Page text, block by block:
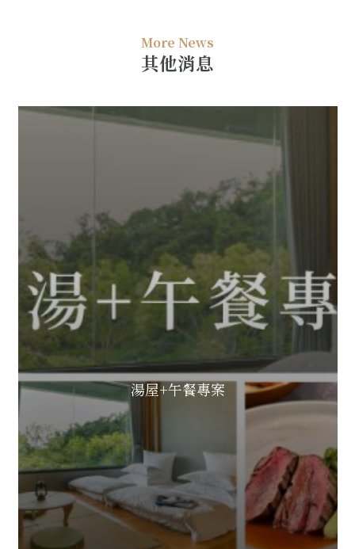
More News
其他消息
湯屋+午餐專案